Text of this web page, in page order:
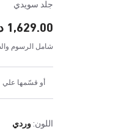
جلد سويدي
1,629.00 د.إ
شامل الرسوم
أو قسّمها علي 4 دفعات شهرية بقيمة 407.25 د.إ
اللون:وردي